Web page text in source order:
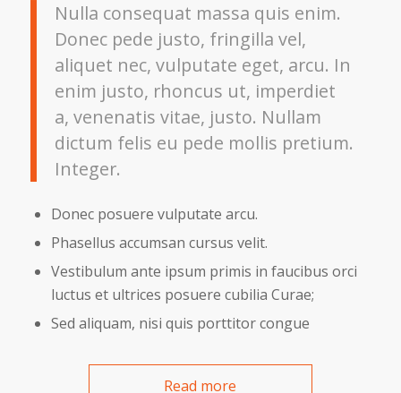
Nulla consequat massa quis enim.
Donec pede justo, fringilla vel,
aliquet nec, vulputate eget, arcu. In
enim justo, rhoncus ut, imperdiet
a, venenatis vitae, justo. Nullam
dictum felis eu pede mollis pretium.
Integer.
Donec posuere vulputate arcu.
Phasellus accumsan cursus velit.
Vestibulum ante ipsum primis in faucibus orci
luctus et ultrices posuere cubilia Curae;
Sed aliquam, nisi quis porttitor congue
Read more